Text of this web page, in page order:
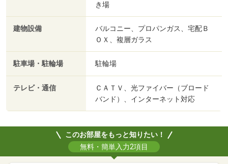
き場
建物設備
バルコニー、プロパンガス、宅配Ｂ
ＯＸ、複層ガラス
駐車場・駐輪場 駐輪場
テレビ・通信
ＣＡＴＶ、光ファイバー（ブロード
バンド）、インターネット対応
このお部屋をもっと知りたい！
無料・簡単入力2項目